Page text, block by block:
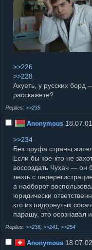
>>226
>>228
Ахуеть, у русских
расскажете?
>>235
Anonymous
>>234
Без пруфа страны
Если бы кое-кто не
воссоздать Чухач — он
лезть с
а наоборот
юридически
кто из пидорнутых
парашу, это осознавал
>>236 >>241 >>254
Anonymous